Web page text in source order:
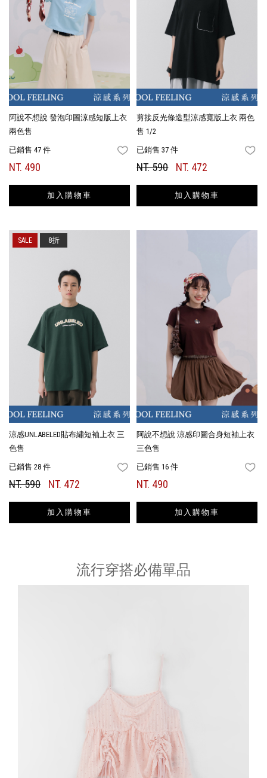
阿說不想說 發泡印圖涼感短版上衣
兩色售
已銷售 47 件 FAVORITES
NT. 490
加入購物車
剪接反光條造型涼感寬版上衣 兩色
售 1/2
已銷售 37 件
NT. 590 NT. 472
加入購物車
涼感UNLABELED貼布繡短袖上衣 三
色售
已銷售 28 件 FAVORITES
NT. 590 NT. 472
加入購物車
8折
阿說不想說 涼感印圖合身短袖上衣
三色售
已銷售 16 件
NT. 490
加入購物車
流行穿搭必備單品